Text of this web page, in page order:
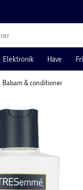
Elektronik Have
Balsam & conditioner